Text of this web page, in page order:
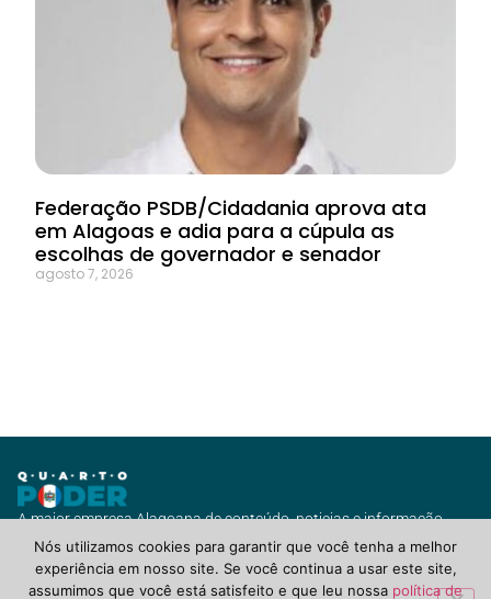
Federação PSDB/Cidadania aprova ata
em Alagoas e adia para a cúpula as
escolhas de governador e senador
agosto 7, 2026
A maior empresa Alagoana de conteúdo, noticias e informação
com vários canais de jornalismo e diversas soluções para você ou
seu negócio.
Nós utilizamos cookies para garantir que você tenha a melhor
experiência em nosso site. Se você continua a usar este site,
assumimos que você está satisfeito e que leu nossa política de